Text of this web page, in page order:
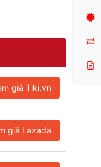
giá Tiki.vn
giá Lazada